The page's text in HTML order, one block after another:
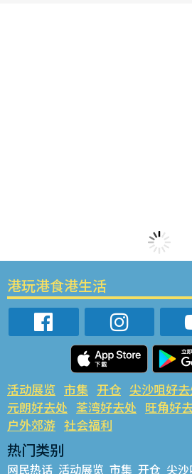
港玩港食港生活
活动展览 市集 开仓 尖沙咀好
元朗好去处 荃湾好去处 旺角好
户外郊游 社会福利
热门类别
网民热话 活动展览 市集 开仓 尖